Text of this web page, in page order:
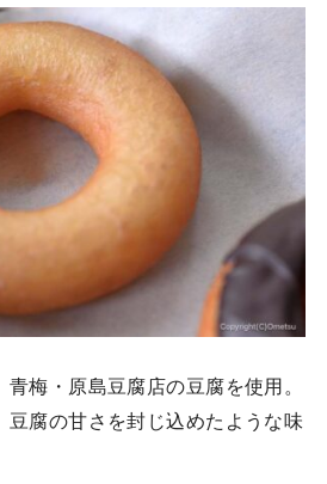
梅・原島豆腐店の豆腐を使用。
豆腐の甘さを封じ込めたような味